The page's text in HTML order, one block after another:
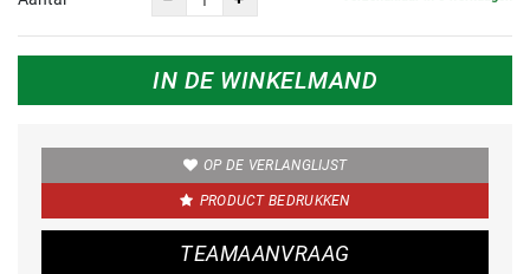
IN DE WINKELMAND
OP DE VERLANGLIJST
PRODUCT BEDRUKKEN
TEAMAANVRAAG